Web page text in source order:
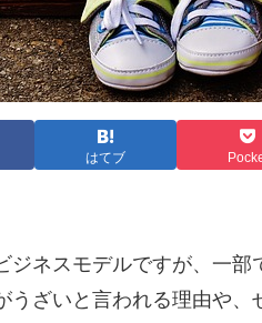
はてブ
ジネスモデルですが、一
うざいと言われる理由や